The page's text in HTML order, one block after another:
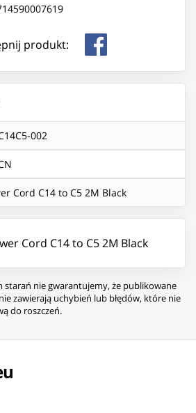
produkt:
002
Cord C14 to C5 2M Black
Cord C14 to C5 2M Black
starań nie gwarantujemy, że publikowane
zawierają uchybień lub błędów, które nie
do roszczeń.